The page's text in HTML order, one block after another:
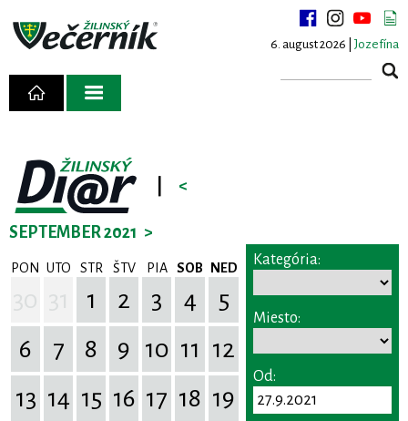
6. august 2026 | Jozefína
<
SEPTEMBER 2021 >
PON UTO STR ŠTV PIA SOB NED
1 2 3 4
5
6
7 8 9 10 11 12
13 14 15 16 17 18 19
Kategória:
Miesto:
Od: